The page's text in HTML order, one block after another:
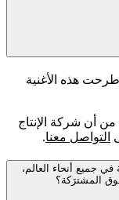
هذه الأغنية
أن شركة الإنتاج
التواصل معنا.
جميع أنحاء العالم،
المشترَكة؟